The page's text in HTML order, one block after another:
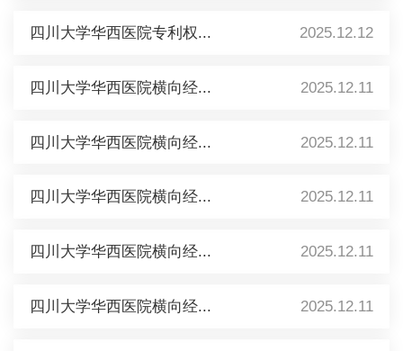
四川大学华西医院专利权... 2025.12.12
四川大学华西医院横向经... 2025.12.11
四川大学华西医院横向经... 2025.12.11
四川大学华西医院横向经... 2025.12.11
四川大学华西医院横向经... 2025.12.11
四川大学华西医院横向经... 2025.12.11